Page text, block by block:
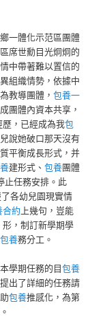
一體化示范區團體
席世勳目光炯炯的
中帶著難以置信的
組織情勢，依據中
教導團體，包養一
團體內資本共享，
歷，已經成為我包
說她破口那天沒有
平衡成長形式，并
建形式、包養團體
止任務安排。此
各幼兒園現實情
合約 上幾句，豈能
，制訂新學期學
包養務分工。
學期任務的目包養
出了詳細的任務請
包養推感化，為第